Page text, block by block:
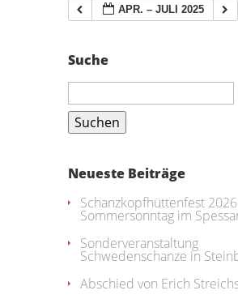
APR. – JULI 2025
Suche
Suchen
Neueste Beiträge
Schanzkopfhüttenfest
Sommersonntag im
Sonderveranstaltung
Schwedenschanze in
Abschied von Erich